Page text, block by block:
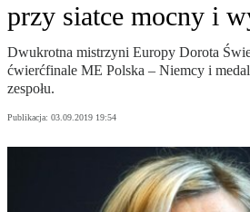
przy siatce mocny i
Dwukrotna mistrzyni Europy Dorota
ćwierćfinale ME Polska – Niemcy i
zespołu.
Publikacja: 03.09.2019 19:54